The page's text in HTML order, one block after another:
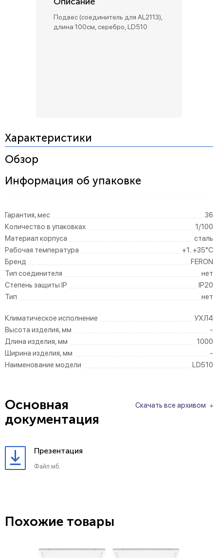
Подвес (соединитель для AL2113),
длина 100см, серебро, LD510
Характеристики
Обзор
Информация об упаковке
Гарантия, мес
36
Количество в упаковках
1/100
Материал корпуса
сталь
Рабочая температура
+1..+35°C
Бренд
FERON
Тип соединителя
нет
Степень защиты IP
IP20
Тип
нет
Климатическое исполнение
УХЛ4
Высота изделия, мм
-
Длина изделия, мм
1000
Ширина изделия, мм
-
Наименование модели
LD510
Скачать все архивом
Основная
документация
Презентация
Файл мб.
Похожие товары